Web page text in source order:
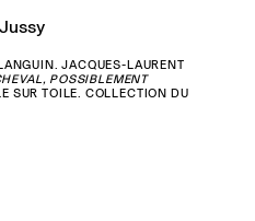
JACQUES-LAURENT
POSSIBLEMENT
SUR TOILE. COLLECTION DU